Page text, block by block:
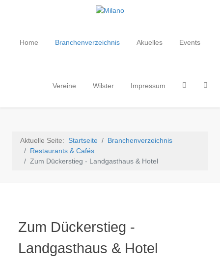
Home Branchenverzeichnis Akuelles Events
Vereine Wilster Impressum
Aktuelle Seite: Startseite
Branchenverzeichnis
Restaurants & Cafés
Zum Dückerstieg - Landgasthaus & Hotel
Zum Dückerstieg -
Landgasthaus & Hotel